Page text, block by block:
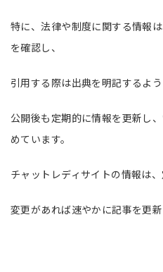
特に、法律や制度に関する情報
を確認し、
引用する際は出典を明記するよう
公開後も定期的に情報を更新し
めています。
チャットレディサイトの情報は
変更があれば速やかに記事を更新